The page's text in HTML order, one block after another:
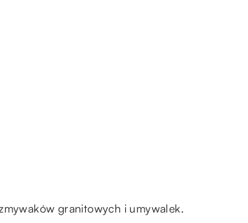
granitowych i umywalek.